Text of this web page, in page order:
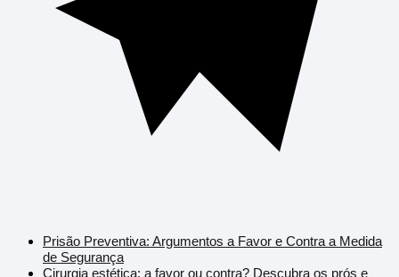
Prisão Preventiva: Argumentos a Favor e Contra a Medida
de Segurança
Cirurgia estética: a favor ou contra? Descubra os prós e